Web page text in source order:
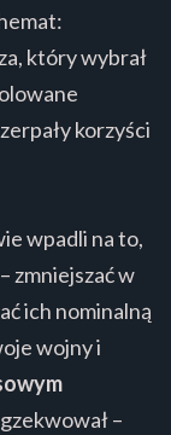
który wybrał
korzyści
wpadli na to,
– zmniejszać w
ich nominalną
wojny i
–